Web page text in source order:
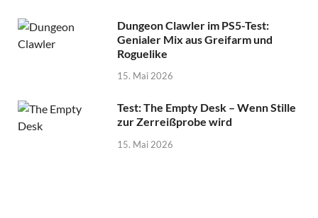
Dungeon Clawler im PS5-Test:
Genialer Mix aus Greifarm und
Roguelike
15. Mai 2026
Test: The Empty Desk – Wenn Stille
zur Zerreißprobe wird
15. Mai 2026